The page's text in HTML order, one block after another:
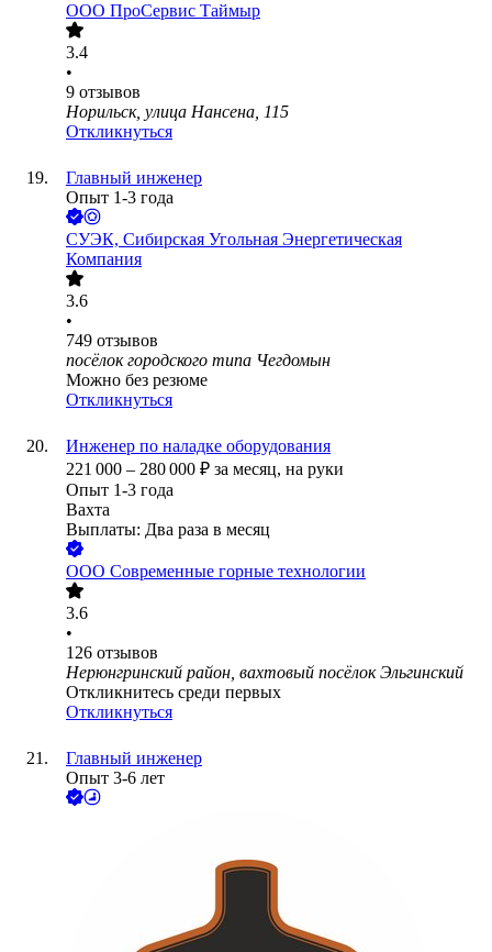
ООО ПроСервис Таймыр
3.4
•
9 отзывов
Норильск, улица Нансена, 115
Откликнуться
Главный инженер
Опыт 1-3 года
СУЭК, Сибирская Угольная Энергетическая
Компания
3.6
•
749 отзывов
посёлок городского типа Чегдомын
Можно без резюме
Откликнуться
Инженер по наладке оборудования
221 000 – 280 000 ₽ за месяц, на руки
Опыт 1-3 года
Вахта
Выплаты: Два раза в месяц
ООО Современные горные технологии
3.6
•
126 отзывов
Нерюнгринский район, вахтовый посёлок Эльгинский
Откликнитесь среди первых
Откликнуться
Главный инженер
Опыт 3-6 лет